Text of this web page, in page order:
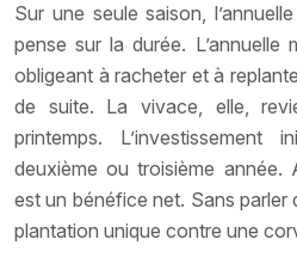
Sur une seule saison,
pense sur la durée. L’annuelle
obligeant à racheter et à
de suite. La vivace, elle,
printemps.
deuxième ou troisième année.
est un bénéfice net. Sans parler
plantation unique contre une